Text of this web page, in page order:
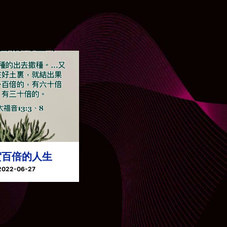
倍的人生
06-27